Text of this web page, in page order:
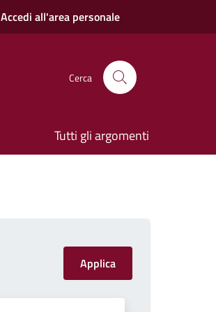
Accedi all'area personale
Cerca
Tutti gli argomenti